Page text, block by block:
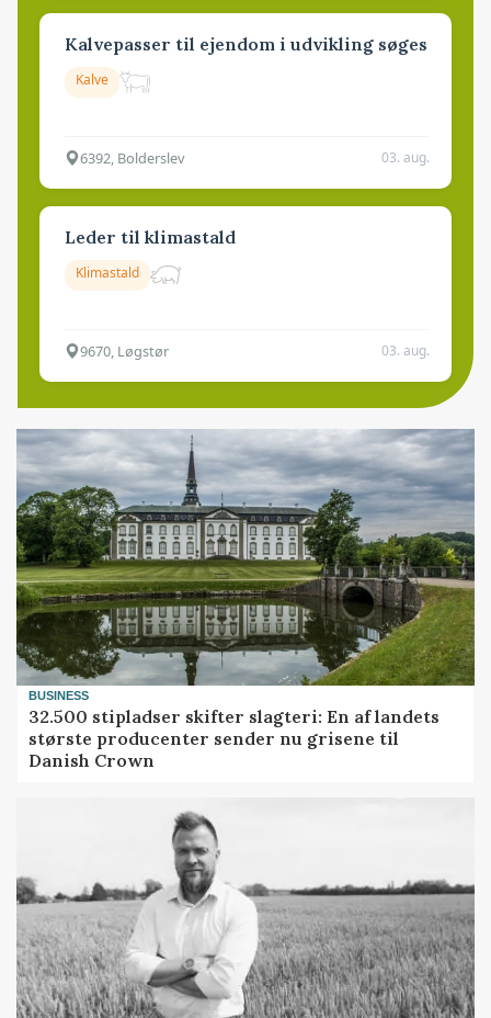
Kalvepasser til ejendom i udvikling søges
Kalve
6392, Bolderslev 03. aug.
Leder til klimastald
Klimastald
9670, Løgstør 03. aug.
BUSINESS
32.500 stipladser skifter slagteri: En af landets
største producenter sender nu grisene til
Danish Crown